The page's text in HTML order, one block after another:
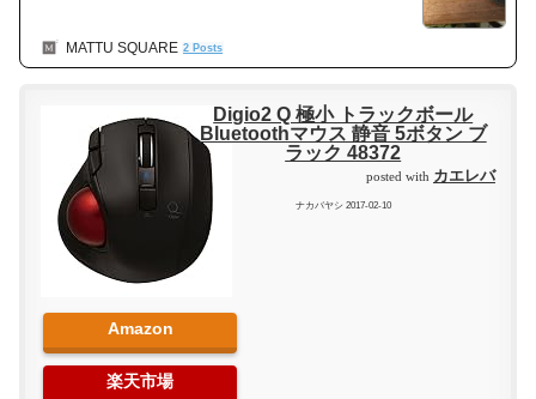
MATTU SQUARE 2 Posts
Digio2 Q 極小 トラックボール
Bluetoothマウス 静音 5ボタン ブ
ラック 48372
posted with カエレバ
ナカバヤシ 2017-02-10
Amazon
楽天市場